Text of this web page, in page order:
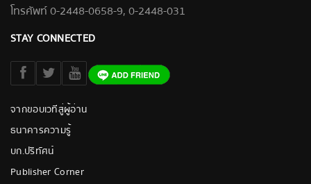
โทรศัพท์ 0-2448-0658-9, 0-2448-031
STAY CONNECTED
จากขอบเวทีสู่ผู้อ่าน
ธนาคารความรู้
บก.ปริทัศน์
Publisher Corner